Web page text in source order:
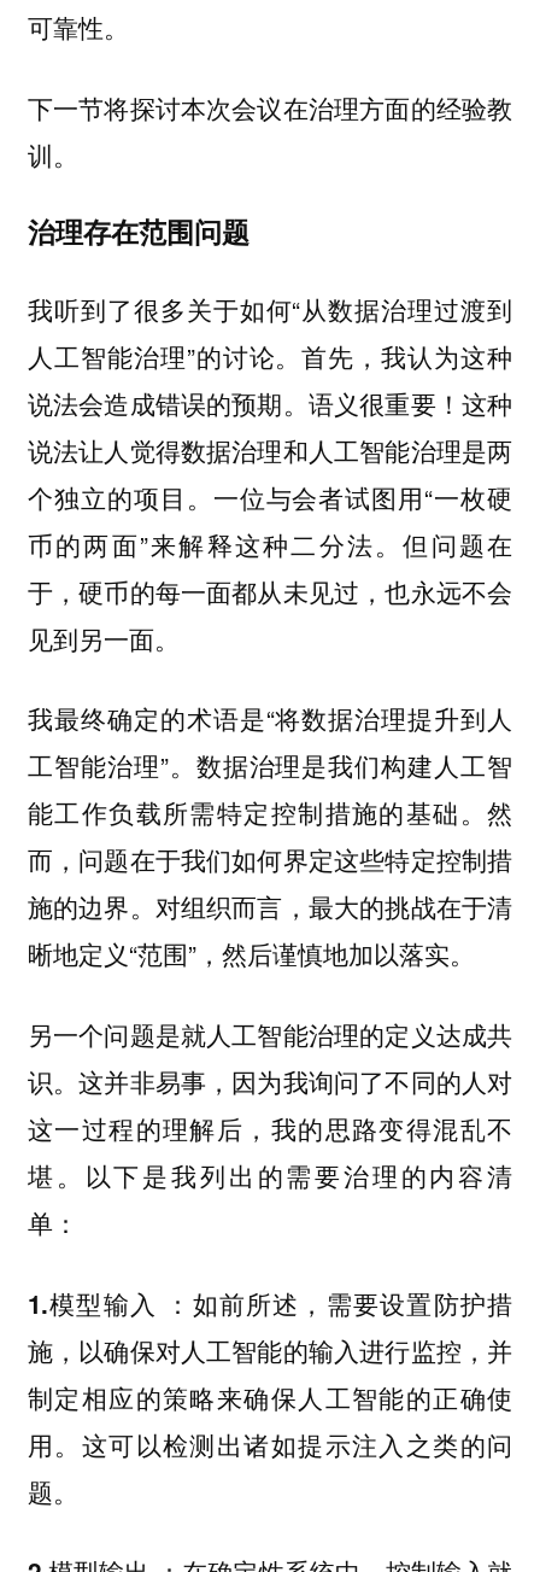
可靠性。
下一节将探讨本次会议在治理方面的经验教
训。
治理存在范围问题
我听到了很多关于如何“从数据治理过渡到
人工智能治理”的讨论。首先，我认为这种
说法会造成错误的预期。语义很重要！这种
说法让人觉得数据治理和人工智能治理是两
个独立的项目。一位与会者试图用“一枚硬
币的两面”来解释这种二分法。但问题在
于，硬币的每一面都从未见过，也永远不会
见到另一面。
我最终确定的术语是“将数据治理提升到人
工智能治理”。数据治理是我们构建人工智
能工作负载所需特定控制措施的基础。然
而，问题在于我们如何界定这些特定控制措
施的边界。对组织而言，最大的挑战在于清
晰地定义“范围”，然后谨慎地加以落实。
另一个问题是就人工智能治理的定义达成共
识。这并非易事，因为我询问了不同的人对
这一过程的理解后，我的思路变得混乱不
堪。以下是我列出的需要治理的内容清
单：
1.模型输入
：如前所述，需要设置防护措
施，以确保对人工智能的输入进行监控，并
制定相应的策略来确保人工智能的正确使
用。这可以检测出诸如提示注入之类的问
题。